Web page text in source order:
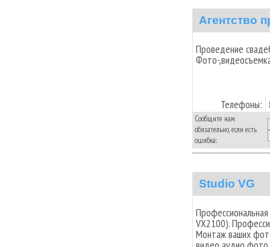
Агентство
Проведение
Фото-
Телефоны:
Сообщите нам
обязательно, если есть
ошибка:
Studio VG
VX2100).
Монтаж ваших